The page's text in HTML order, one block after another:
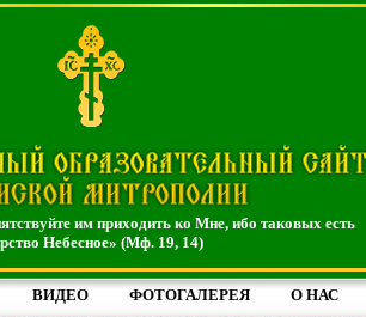
им приходить ко Мне, ибо таковых есть
Небесное» (Мф. 19, 14)
ВИДЕО ФОТОГАЛЕРЕЯ О НАС